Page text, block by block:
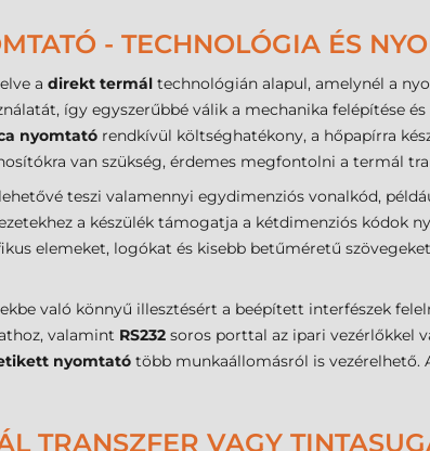
- TECHNOLÓGIA ÉS
a direkt termál technológián alapul, amelynél a
így egyszerűbbé válik a mechanika felépítése
nyomtató rendkívül költséghatékony, a hőpapírra
van szükség, érdemes megfontolni a termál
teszi valamennyi egydimenziós vonalkód,
a készülék támogatja a kétdimenziós kódok
elemeket, logókat és kisebb betűméretű
való könnyű illesztésért a beépített interfészek
valamint RS232 soros porttal az ipari vezérlőkkel
nyomtató több munkaállomásról is vezérelhető.
TRANSZFER VAGY